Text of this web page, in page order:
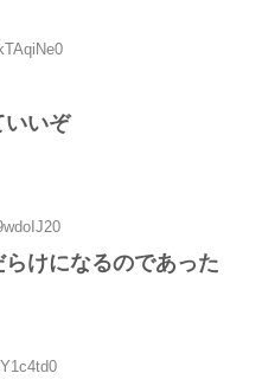
いいぞ
けになるのであった